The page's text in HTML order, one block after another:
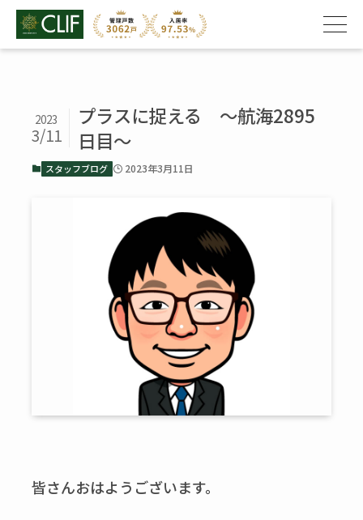
プラスに捉える ～航海2895
日目～
2023
3/11
スタッフブログ 2023年3月11日
皆さんおはようございます。